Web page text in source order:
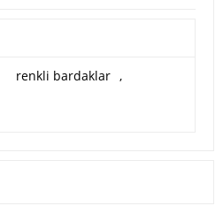
renkli bardaklar ,